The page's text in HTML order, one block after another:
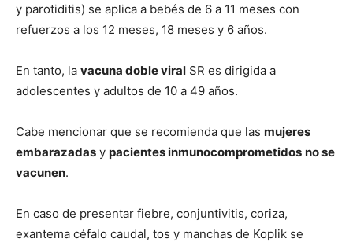
y parotiditis) se aplica a bebés de 6 a 11 meses con
refuerzos a los 12 meses, 18 meses y 6 años.
En tanto, la vacuna doble viral SR es dirigida a
adolescentes y adultos de 10 a 49 años.
Cabe mencionar que se recomienda que las mujeres
embarazadas y pacientes inmunocomprometidos no se
vacunen.
En caso de presentar fiebre, conjuntivitis, coriza,
exantema céfalo caudal, tos y manchas de Koplik se